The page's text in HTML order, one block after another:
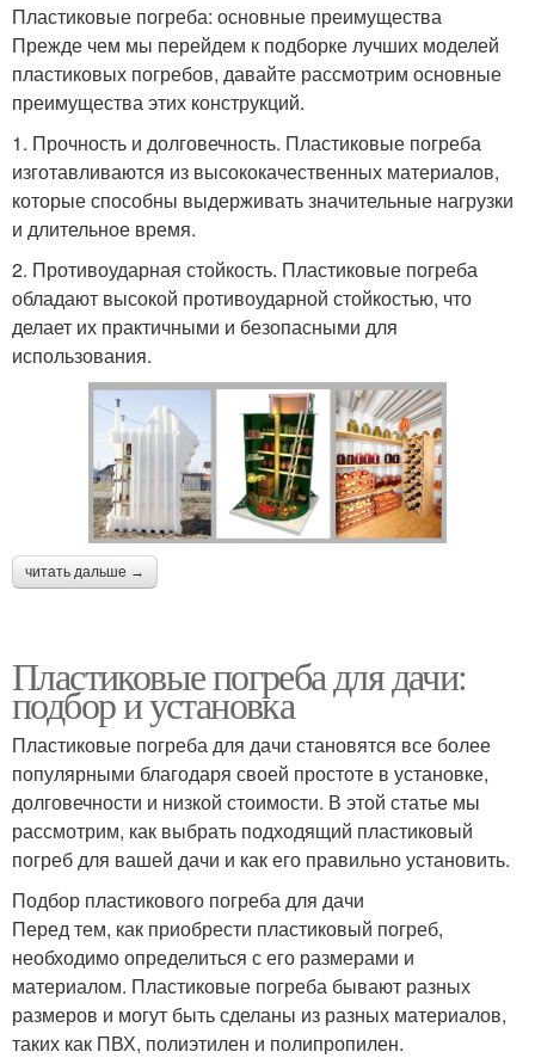
Пластиковые погреба: основные преимущества
Прежде чем мы перейдем к подборке лучших моделей
пластиковых погребов, давайте рассмотрим основные
преимущества этих конструкций.
1. Прочность и долговечность. Пластиковые погреба
изготавливаются из высококачественных материалов,
которые способны выдерживать значительные нагрузки
и длительное время.
2. Противоударная стойкость. Пластиковые погреба
обладают высокой противоударной стойкостью, что
делает их практичными и безопасными для
использования.
читать дальше →
Пластиковые погреба для дачи:
подбор и установка
Пластиковые погреба для дачи становятся все более
популярными благодаря своей простоте в установке,
долговечности и низкой стоимости. В этой статье мы
рассмотрим, как выбрать подходящий пластиковый
погреб для вашей дачи и как его правильно установить.
Подбор пластикового погреба для дачи
Перед тем, как приобрести пластиковый погреб,
необходимо определиться с его размерами и
материалом. Пластиковые погреба бывают разных
размеров и могут быть сделаны из разных материалов,
таких как ПВХ, полиэтилен и полипропилен.